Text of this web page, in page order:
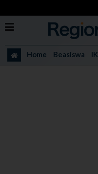
Home Beasiswa